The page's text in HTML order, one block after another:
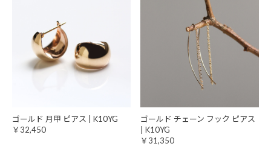
ゴールド 月甲 ピアス | K10YG
￥32,450
ゴールド チェーン フック ピアス
| K10YG
￥31,350